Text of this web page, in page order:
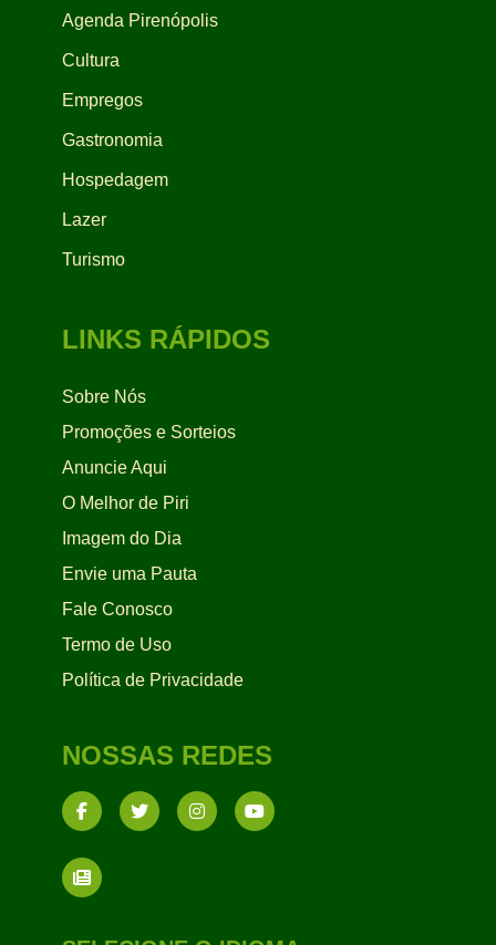
Agenda Pirenópolis
Cultura
Empregos
Gastronomia
Hospedagem
Lazer
Turismo
LINKS RÁPIDOS
Sobre Nós
Promoções e Sorteios
Anuncie Aqui
O Melhor de Piri
Imagem do Dia
Envie uma Pauta
Fale Conosco
Termo de Uso
Política de Privacidade
NOSSAS REDES